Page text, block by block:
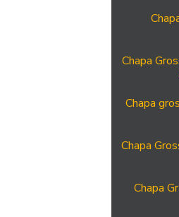
Chapa
Chapa
Chapa
Chapa